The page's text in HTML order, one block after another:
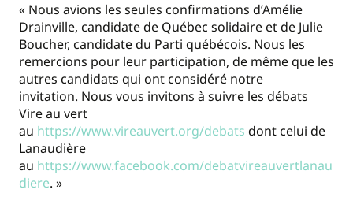
« Nous avions les seules confirmations d’Amélie
Drainville, candidate de Québec solidaire et de Julie
Boucher, candidate du Parti québécois. Nous les
remercions pour leur participation, de même que les
autres candidats qui ont considéré notre
invitation. Nous vous invitons à suivre les débats
Vire au vert
au https://www.vireauvert.org/debats dont celui de
Lanaudière
au https://www.facebook.com/debatvireauvertlanau
diere. »